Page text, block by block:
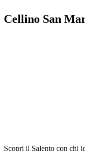
Cellino San
Scopri il Salento con chi